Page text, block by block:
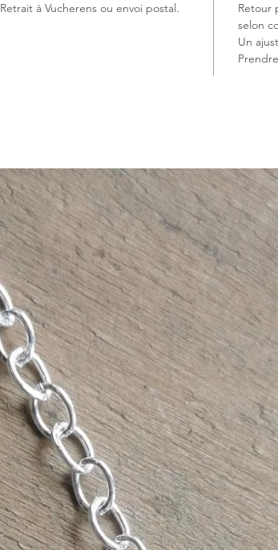
Retrait à Vucherens ou envoi postal.
Retour
selon
Un